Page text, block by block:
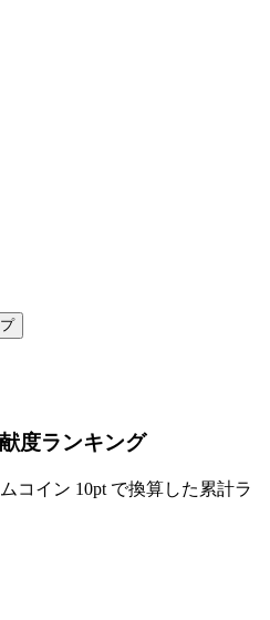
度ランキング
コイン 10pt で換算した累計ラ